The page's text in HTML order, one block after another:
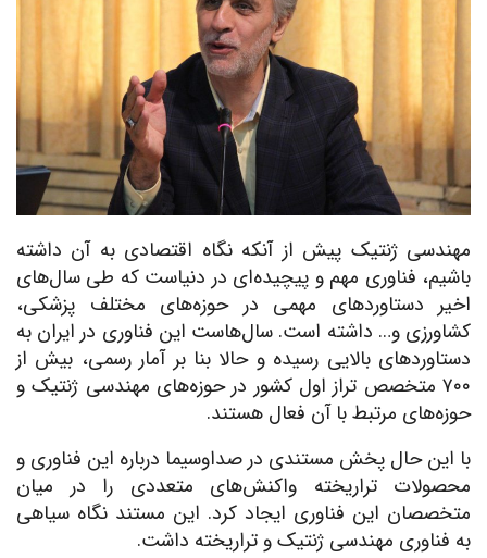
مهندسی ژنتیک پیش از آنکه نگاه اقتصادی به آن داشته
باشیم، فناوری مهم و پیچیده‌ای در دنیاست که طی سال‌های
اخیر دستاوردهای مهمی در حوزه‌های مختلف پزشکی،
کشاورزی و… داشته است. سال‌هاست این فناوری در ایران به
دستاوردهای بالایی رسیده و حالا بنا بر آمار رسمی، بیش از
۷۰۰ متخصص تراز اول کشور در حوزه‌های مهندسی ژنتیک و
حوزه‌های مرتبط با آن فعال هستند.
با این حال پخش مستندی در صداوسیما درباره این فناوری و
محصولات تراریخته واکنش‌های متعددی را در میان
متخصصان این فناوری ایجاد کرد. این مستند نگاه سیاهی
به فناوری مهندسی ژنتیک و تراریخته داشت.